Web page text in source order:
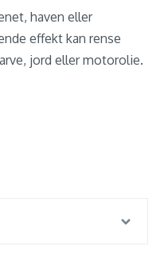
haven eller
effekt kan rense
jord eller motorolie.